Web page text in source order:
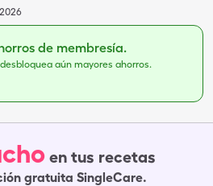
de membresía.
aún mayores ahorros.
en tus recetas
gratuita SingleCare.